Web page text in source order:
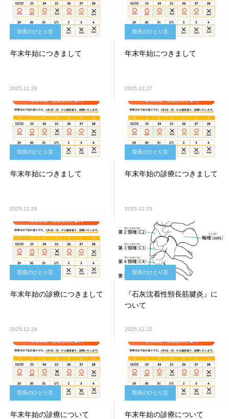
院長のひとり言
年末年始につきまして
2025.12.28
院長のひとり言
年末年始につきまして
2025.12.27
院長のひとり言
年末年始につきまして
2025.12.26
院長のひとり言
年末年始の診療につきまして
2025.12.25
院長のひとり言
年末年始の診療につきまして
2025.12.24
院長のひとり言
『石灰沈着性頸長筋腱炎』に
ついて
2025.12.22
院長のひとり言
年末年始の診療について
院長のひとり言
年末年始の診療について